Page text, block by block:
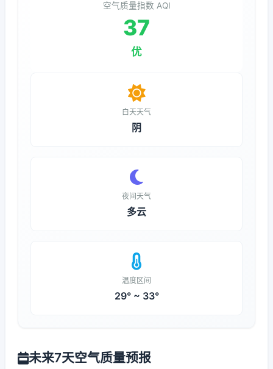
空气质量指数 AQI
37
优
白天天气
阴
夜间天气
多云
温度区间
29° ~ 33°
未来7天空气质量预报